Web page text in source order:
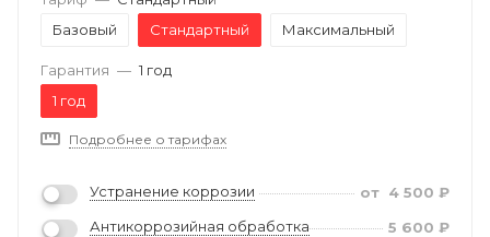
Базовый
Стандартный Максимальный
Гарантия — 1 год
1 год
Подробнее о тарифах
Устранение коррозии от 4 500 ₽
Антикоррозийная обработка
5 600 ₽